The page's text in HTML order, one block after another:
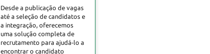
Desde a publicação de vagas
até a seleção de candidatos e
a integração, oferecemos
uma solução completa de
recrutamento para ajudá-lo a
encontrar o candidato